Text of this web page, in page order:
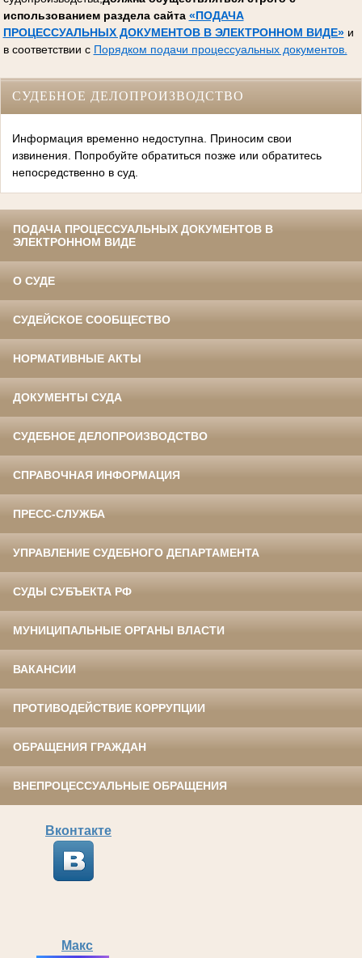
использованием раздела сайта «ПОДАЧА
ПРОЦЕССУАЛЬНЫХ ДОКУМЕНТОВ В ЭЛЕКТРОННОМ ВИДЕ» и
в соответствии с Порядком подачи процессуальных документов.
СУДЕБНОЕ ДЕЛОПРОИЗВОДСТВО
Информация временно недоступна. Приносим свои
извинения. Попробуйте обратиться позже или обратитесь
непосредственно в суд.
ПОДАЧА ПРОЦЕССУАЛЬНЫХ ДОКУМЕНТОВ В
ЭЛЕКТРОННОМ ВИДЕ
О СУДЕ
СУДЕЙСКОЕ СООБЩЕСТВО
НОРМАТИВНЫЕ АКТЫ
ДОКУМЕНТЫ СУДА
СУДЕБНОЕ ДЕЛОПРОИЗВОДСТВО
СПРАВОЧНАЯ ИНФОРМАЦИЯ
ПРЕСС-СЛУЖБА
УПРАВЛЕНИЕ СУДЕБНОГО ДЕПАРТАМЕНТА
СУДЫ СУБЪЕКТА РФ
МУНИЦИПАЛЬНЫЕ ОРГАНЫ ВЛАСТИ
ВАКАНСИИ
ПРОТИВОДЕЙСТВИЕ КОРРУПЦИИ
ОБРАЩЕНИЯ ГРАЖДАН
ВНЕПРОЦЕССУАЛЬНЫЕ ОБРАЩЕНИЯ
Вконтакте
Макс